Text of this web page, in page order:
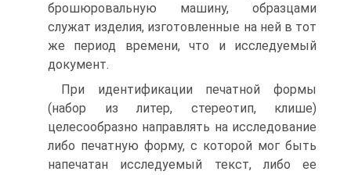
брошюровальную машину, образцами
служат изделия, изготовленные на ней в тот
же период времени, что и исследуемый
документ.
При идентификации печатной формы
(набор из литер, стереотип, клише)
целесообразно направлять на исследование
либо печатную форму, с которой мог быть
напечатан исследуемый текст, либо ее